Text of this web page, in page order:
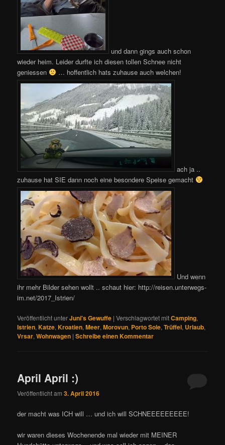
und dann gings auch schon
wieder heim. Leider durfte ich diesen tollen Schnee nicht
geniessen
… hoffentlich hats zuhause auch welchen!
ach ja ..
zuhause hat SIE dann noch eine besondere Speise gemacht
Und wenn
ihr mehr Bilder sehen wollt .. schaut hier: http://reisen.unterwegs-
im.net/2017_Istrien/
Veröffentlicht unterJuni's Gewuffe |Verschlagwortet mitCamping,
Istrien,Katze,Kroatien,Meer,Morovun, Porto Sole,Trüffel, Urlaub,
Vrsar,Wohnwagen |Schreibe einen Kommentar
April April :)
Veröffentlicht am3. April 2016
der macht was ICH will … und ich will SCHNEEEEEEEEE!
wir waren dieses Wochenende mal wieder mit MEINER